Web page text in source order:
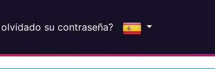
olvidado su contraseña?